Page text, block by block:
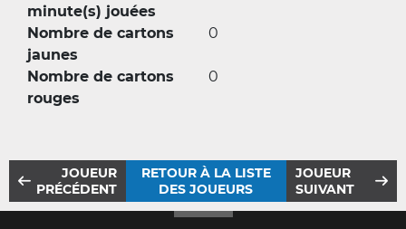
minute(s) jouées
Nombre de cartons
jaunes
0
Nombre de cartons
rouges
0
JOUEUR
PRÉCÉDENT
RETOUR À LA LISTE
DES JOUEURS
JOUEUR
SUIVANT